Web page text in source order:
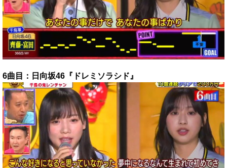
6曲目：日向坂46『ドレミソラシド』